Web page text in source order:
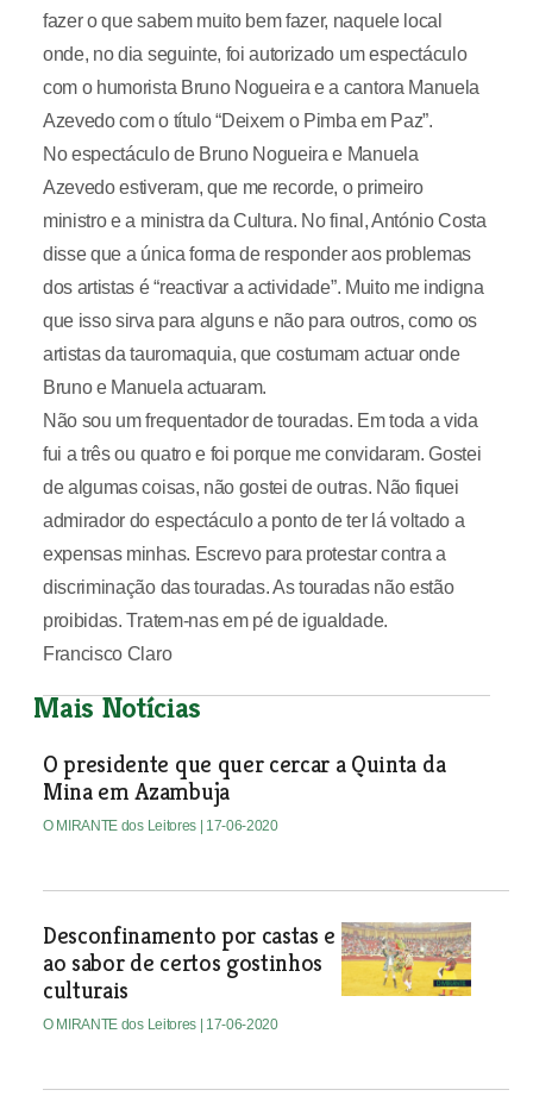
fazer o que sabem muito bem fazer, naquele local
onde, no dia seguinte, foi autorizado um espectáculo
com o humorista Bruno Nogueira e a cantora Manuela
Azevedo com o título “Deixem o Pimba em Paz”.
No espectáculo de Bruno Nogueira e Manuela
Azevedo estiveram, que me recorde, o primeiro
ministro e a ministra da Cultura. No final, António Costa
disse que a única forma de responder aos problemas
dos artistas é “reactivar a actividade”. Muito me indigna
que isso sirva para alguns e não para outros, como os
artistas da tauromaquia, que costumam actuar onde
Bruno e Manuela actuaram.
Não sou um frequentador de touradas. Em toda a vida
fui a três ou quatro e foi porque me convidaram. Gostei
de algumas coisas, não gostei de outras. Não fiquei
admirador do espectáculo a ponto de ter lá voltado a
expensas minhas. Escrevo para protestar contra a
discriminação das touradas. As touradas não estão
proibidas. Tratem-nas em pé de igualdade.
Francisco Claro
Mais Notícias
O presidente que quer cercar a Quinta da
Mina em Azambuja
O MIRANTE dos Leitores | 17-06-2020
Desconfinamento por castas e
ao sabor de certos gostinhos
culturais
O MIRANTE dos Leitores | 17-06-2020